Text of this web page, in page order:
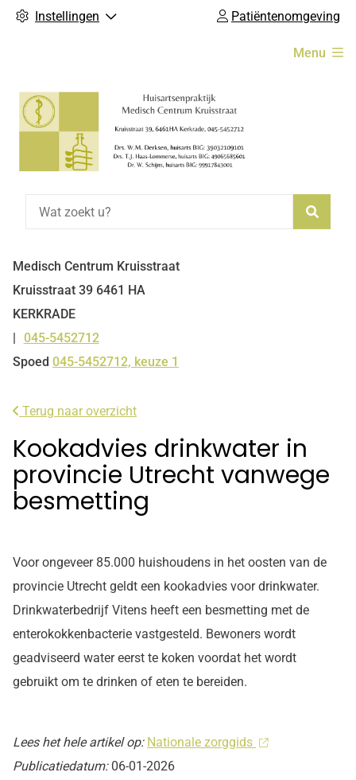
Instellingen Patiëntenomgeving
Menu
Medisch Centrum Kruisstraat
Kruisstraat 39 6461 HA
KERKRADE
Tel:
045-5452712
Spoed 045-5452712, keuze 1
Terug naar overzicht
Kookadvies drinkwater in
provincie Utrecht vanwege
besmetting
Voor ongeveer 85.000 huishoudens in het oosten van de
provincie Utrecht geldt een kookadvies voor drinkwater.
Drinkwaterbedrijf Vitens heeft een besmetting met de
enterokokkenbacterie vastgesteld. Bewoners wordt
geadviseerd water eerst te koken voordat het wordt
gebruikt om te drinken of eten te bereiden.
Lees het hele artikel op: Nationale zorggids
Publicatiedatum: 06-01-2026